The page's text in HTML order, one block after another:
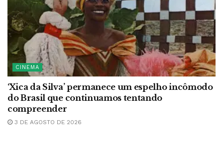
CINEMA
‘Xica da Silva’ permanece um espelho incômodo
do Brasil que continuamos tentando
compreender
3 DE AGOSTO DE 2026